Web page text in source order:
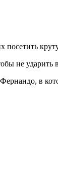
посетить
не ударить
в